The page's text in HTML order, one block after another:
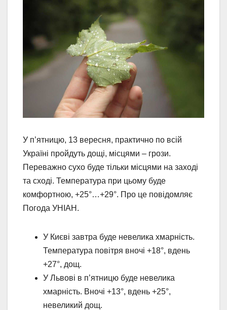
У п’ятницю, 13 вересня, практично по всій
Україні пройдуть дощі, місцями – грози.
Переважно сухо буде тільки місцями на заході
та сході. Температура при цьому буде
комфортною, +25°…+29°. Про це повідомляє
Погода УНІАН.
У Києві завтра буде невелика хмарність.
Температура повітря вночі +18°, вдень
+27°, дощ.
У Львові в п’ятницю буде невелика
хмарність. Вночі +13°, вдень +25°,
невеликий дощ.